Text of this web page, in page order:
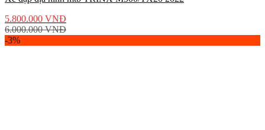
5.800.000 VNĐ
6.000.000VNĐ
-3%